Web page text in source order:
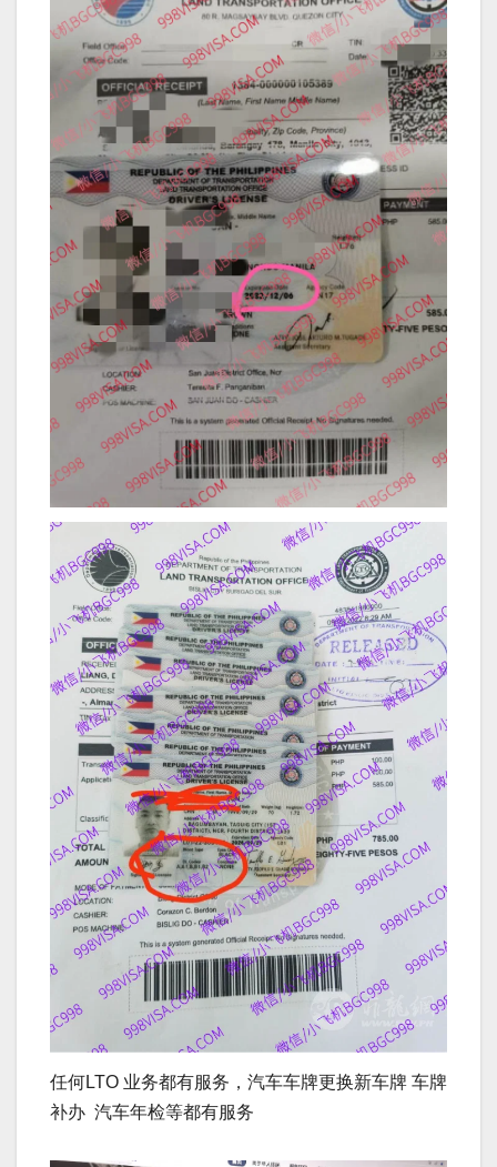
任何LTO 业务都有服务，汽车车牌更换新车牌 车牌
补办 汽车年检等都有服务